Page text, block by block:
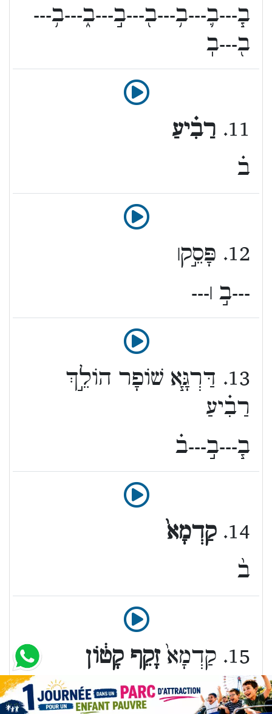
ב֧---ב֛---ב֥---ב֖---ב֣---ב֑---ב֥---
ב֖---בֽ
ב֗
11. רַבִ֗יעַ
---ב֣ ׀---
12. פָּסֵ֣ק׀
ב֧---ב֣---ב֗
13. דַּרְגָּ֧א שׁוֹפָר הוֹלֵ֣ךְ
רַבִ֗יעַ
ב֨
14. קַדְמָא֙
ב֨---ב֔
15. קַדְמָא֙ זָקֵף קָט֔וֹן